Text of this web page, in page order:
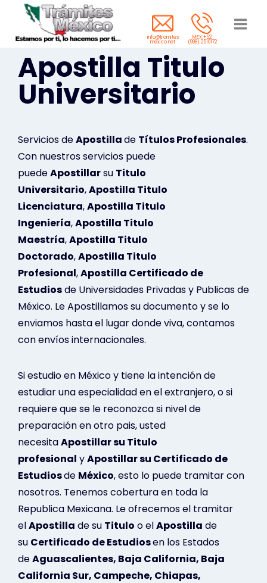
Saltar
contenido
info@tramites
mexico.net
MEX:+52
(998) 2510172
Apostilla Titulo
Universitario
Servicios deApostillade Títulos Profesionales.
Con nuestros servicios puede
puedeApostillarsu Titulo
Universitario,Apostilla Titulo
Licenciatura,Apostilla Titulo
Ingeniería,Apostilla Titulo
Maestría,Apostilla Titulo
Doctorado,Apostilla Titulo
Profesional,Apostilla Certificado de
Estudiosde Universidades Privadas y Publicas de
México. Le Apostillamos su documento y se lo
enviamos hasta el lugar donde viva, contamos
con envíos internacionales.
Si estudio en México y tiene la intención de
estudiar una especialidad en el extranjero, o si
requiere que se le reconozca si nivel de
preparación en otro pais, usted
necesitaApostillar su Titulo
profesional yApostillar su Certificado de
Estudiosde México, esto lo puede tramitar con
nosotros. Tenemos cobertura en toda la
Republica Mexicana. Le ofrecemos el tramitar
elApostilla de su Titulo o elApostilla de
su Certificado de Estudiosen los Estados
deAguascalientes, Baja California, Baja
California Sur, Campeche, Chiapas,